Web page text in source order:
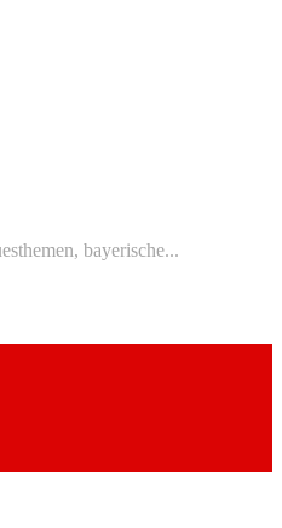
bayerische...